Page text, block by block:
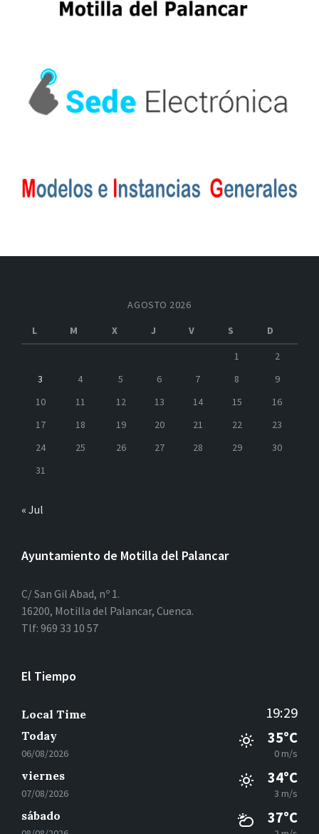
AGOSTO 2026
L
M X J V S
D
1
2
3
4 5 6 7 8
9
10
11 12 13 14 15
16
17
18 19 20 21 22
23
24
25 26 27 28 29
30
31
« Jul
Ayuntamiento de Motilla del Palancar
C/ San Gil Abad, nº 1.
16200, Motilla del Palancar, Cuenca.
Tlf: 969 33 10 57
El Tiempo
Local Time 19:29
Today
06/08/2026
35°C
0 m/s
viernes
07/08/2026
34°C
3 m/s
sábado 37°C